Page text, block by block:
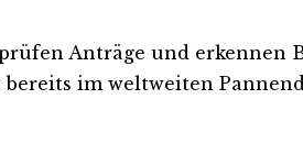
Anträge und erkennen
im weltweiten